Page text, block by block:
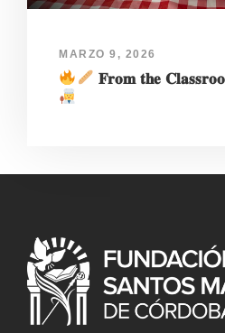
MARZO 9, 2026
𝐅𝐫𝐨𝐦 𝐭𝐡𝐞